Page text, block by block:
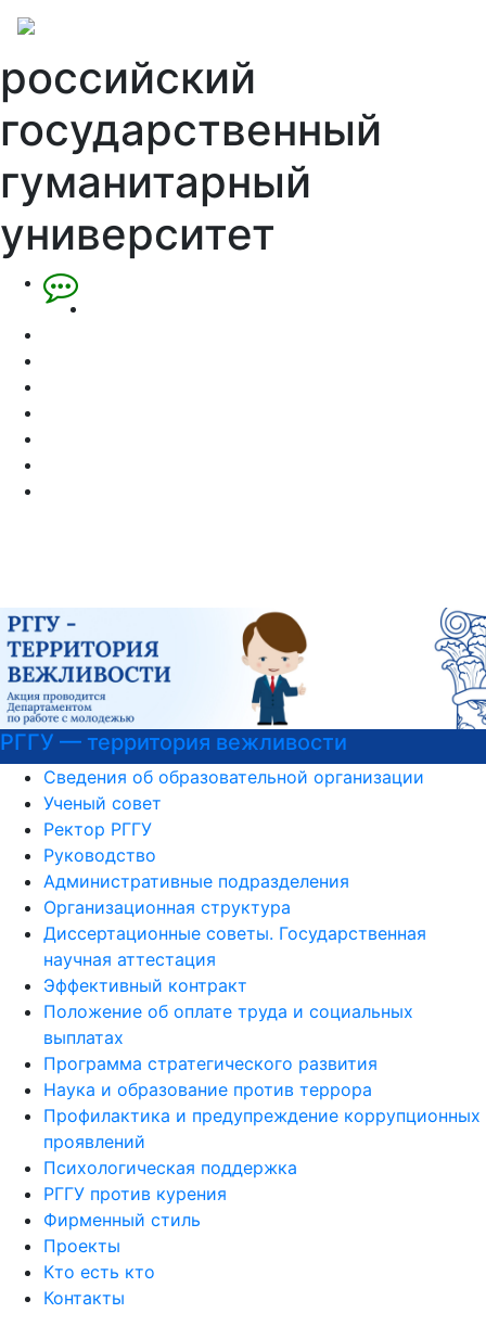
российский
государственный
гуманитарный
университет
Подготовительные курсы
Сведения об образовательной организации
Ученый совет
Ректор РГГУ
Руководство
Административные подразделения
Организационная структура
Диссертационные советы. Государственная
научная аттестация
Эффективный контракт
Положение об оплате труда и социальных
выплатах
Программа стратегического развития
Наука и образование против террора
Профилактика и предупреждение коррупционных
проявлений
Психологическая поддержка
РГГУ против курения
Фирменный стиль
Проекты
Кто есть кто
Контакты